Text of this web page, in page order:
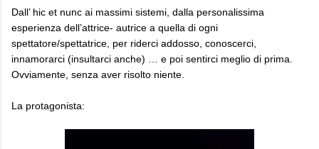
Dall’ hic et nunc ai massimi sistemi, dalla personalissima
esperienza dell’attrice- autrice a quella di ogni
spettatore/spettatrice, per riderci addosso, conoscerci,
innamorarci (insultarci anche) … e poi sentirci meglio di prima.
Ovviamente, senza aver risolto niente.
La protagonista: